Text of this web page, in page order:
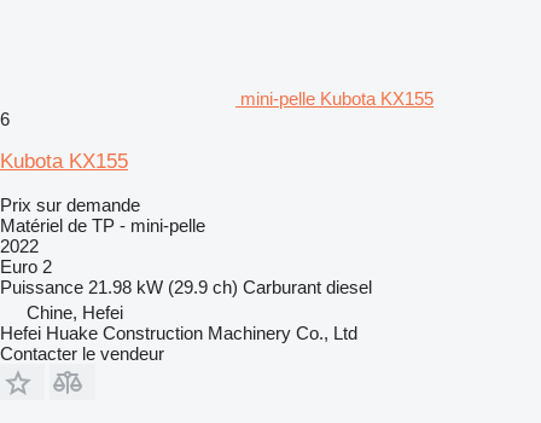
mini-pelle Kubota KX155
6
Kubota KX155
Prix sur demande
Matériel de TP - mini-pelle
2022
Euro 2
Puissance 21.98 kW (29.9 ch) Carburant diesel
Chine, Hefei
Hefei Huake Construction Machinery Co., Ltd
Contacter le vendeur